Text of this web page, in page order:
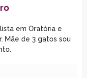
em Oratória e
Mãe de 3 gatos sou